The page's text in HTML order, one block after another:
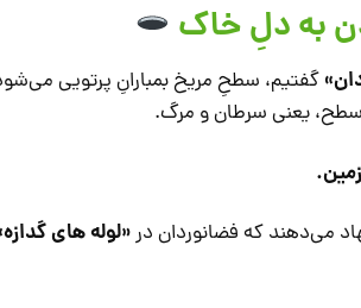
گفتیم، سطحِ مریخ بمبارانِ پرتویی
سطح، یعنی سرطان و مرگ.
می‌دهند که فضانوردان در«لوله‎ های گدازه»